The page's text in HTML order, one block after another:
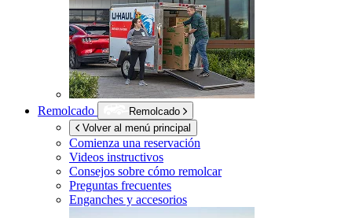
Remolcado
Remolcado
Volver al menú principal
Comienza una reservación
Videos instructivos
Consejos sobre cómo remolcar
Preguntas frecuentes
Enganches y accesorios